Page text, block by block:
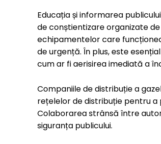
Educația și informarea
de conștientizare organizate
echipamentelor care
de urgență. În plus, este
cum ar fi aerisirea imediată a
Companiile de distribuție a
rețelelor de distribuție pentru
Colaborarea strânsă între
siguranța publicului.